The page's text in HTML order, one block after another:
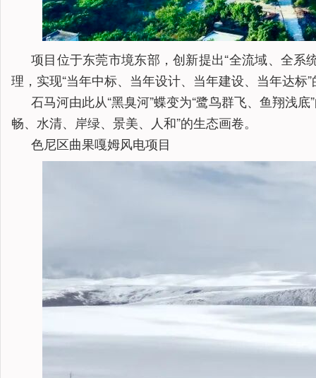
项目位于东莞市境东部，创新提出“全流域、全
理，实现“当年中标、当年设计、当年建设、当年达标”
石马河由此从“黑臭河”蝶变为“鹭鸟群飞、鱼翔浅
畅、水清、岸绿、景美、人和”的生态画卷。
色尼区曲果嘎姆风电项目